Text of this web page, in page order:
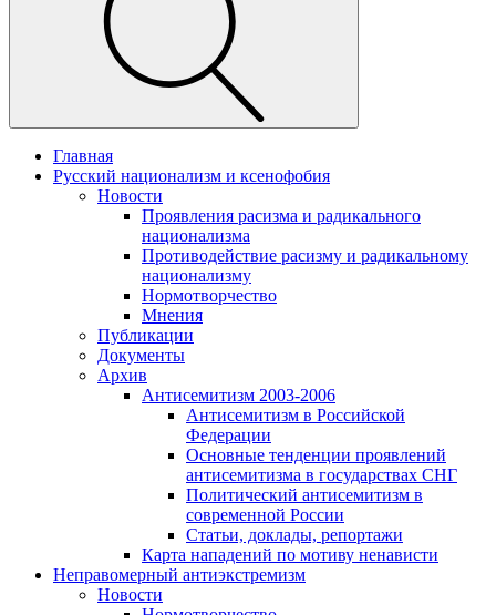
Главная
Русский национализм и ксенофобия
Новости
Проявления расизма и радикального
национализма
Противодействие расизму и радикальному
национализму
Нормотворчество
Мнения
Публикации
Документы
Архив
Антисемитизм 2003-2006
Антисемитизм в Российской
Федерации
Основные тенденции проявлений
антисемитизма в государствах СНГ
Политический антисемитизм в
современной России
Статьи, доклады, репортажи
Карта нападений по мотиву ненависти
Неправомерный антиэкстремизм
Новости